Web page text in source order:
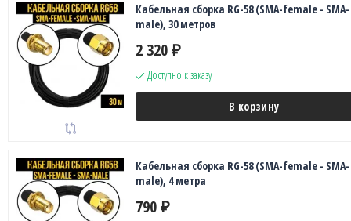
Кабельная сборка RG-58 (SMA-female - SMA-
male), 30 метров
2 320 ₽
Доступно к заказу
В корзину
Кабельная сборка RG-58 (SMA-female - SMA-
male), 4 метра
790 ₽